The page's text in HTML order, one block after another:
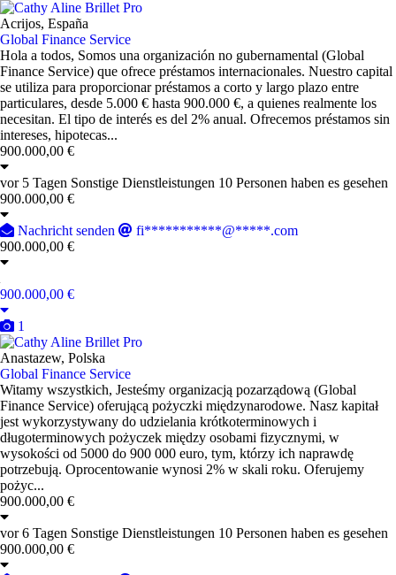
Pro
Acrijos, España
Global Finance Service
Hola a todos, Somos una organización no gubernamental (Global
Finance Service) que ofrece préstamos internacionales. Nuestro capital
se utiliza para proporcionar préstamos a corto y largo plazo entre
particulares, desde 5.000 € hasta 900.000 €, a quienes realmente los
necesitan. El tipo de interés es del 2% anual. Ofrecemos préstamos sin
intereses, hipotecas...
900.000,00 €
vor 5 Tagen Sonstige Dienstleistungen 10 Personen haben es gesehen
900.000,00 €
Nachricht senden
fi***********@*****.com
900.000,00 €
900.000,00 €
1
Pro
Anastazew, Polska
Global Finance Service
Witamy wszystkich, Jesteśmy organizacją pozarządową (Global
Finance Service) oferującą pożyczki międzynarodowe. Nasz kapitał
jest wykorzystywany do udzielania krótkoterminowych i
długoterminowych pożyczek między osobami fizycznymi, w
wysokości od 5000 do 900 000 euro, tym, którzy ich naprawdę
potrzebują. Oprocentowanie wynosi 2% w skali roku. Oferujemy
pożyc...
900.000,00 €
vor 6 Tagen Sonstige Dienstleistungen 10 Personen haben es gesehen
900.000,00 €